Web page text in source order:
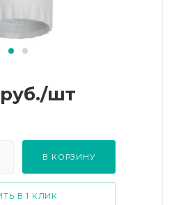
руб./шт
В КОРЗИНУ
В 1 КЛИК